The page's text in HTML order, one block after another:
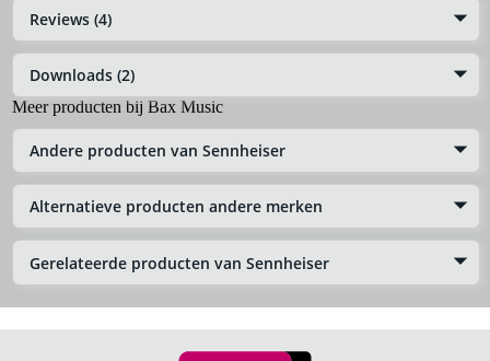
Reviews (4)
Downloads (2)
Meer producten bij Bax Music
Andere producten van Sennheiser
Alternatieve producten andere merken
Gerelateerde producten van Sennheiser